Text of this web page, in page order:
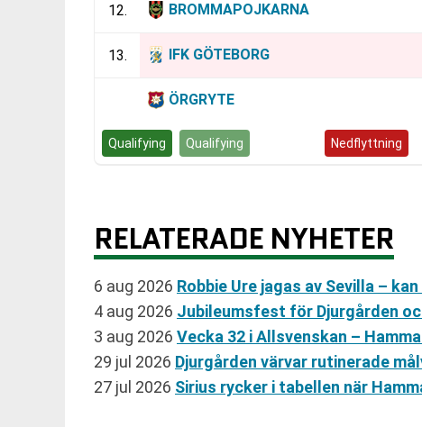
12. BROMMAPOJKARNA
13. IFK GÖTEBORG
ÖRGRYTE
Qualifying Qualifying Nedflyttning
RELATERADE NYHETER
6 aug 2026 Robbie Ure jagas av Sevilla –
4 aug 2026 Jubileumsfest för Djurgården
3 aug 2026 Vecka 32 i Allsvenskan –
29 jul 2026 Djurgården värvar rutinerade
27 jul 2026 Sirius rycker i tabellen när